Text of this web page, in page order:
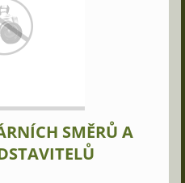
SMĚRŮ A